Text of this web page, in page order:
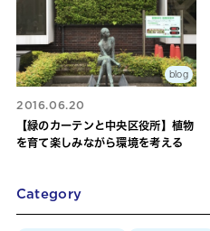
blog
2016.06.20
【緑のカーテンと中央区役所】植物
を育て楽しみながら環境を考える
Category